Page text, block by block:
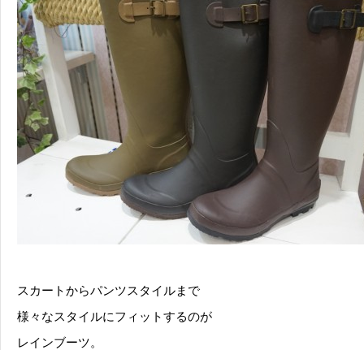
スカートからパンツスタイルまで
様々なスタイルにフィットするのが
レインブーツ。